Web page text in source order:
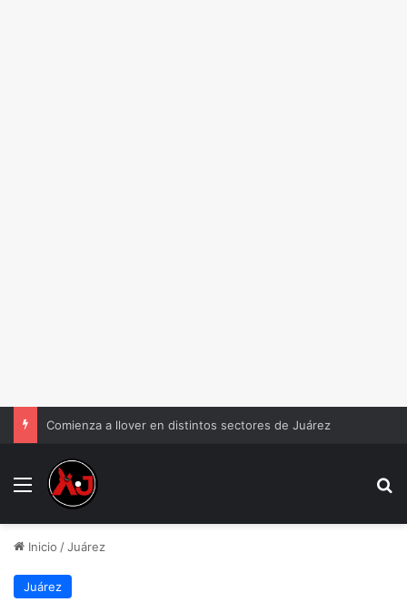
Comienza a llover en distintos sectores de Juárez
Menu
Inicio /Juárez
Juárez